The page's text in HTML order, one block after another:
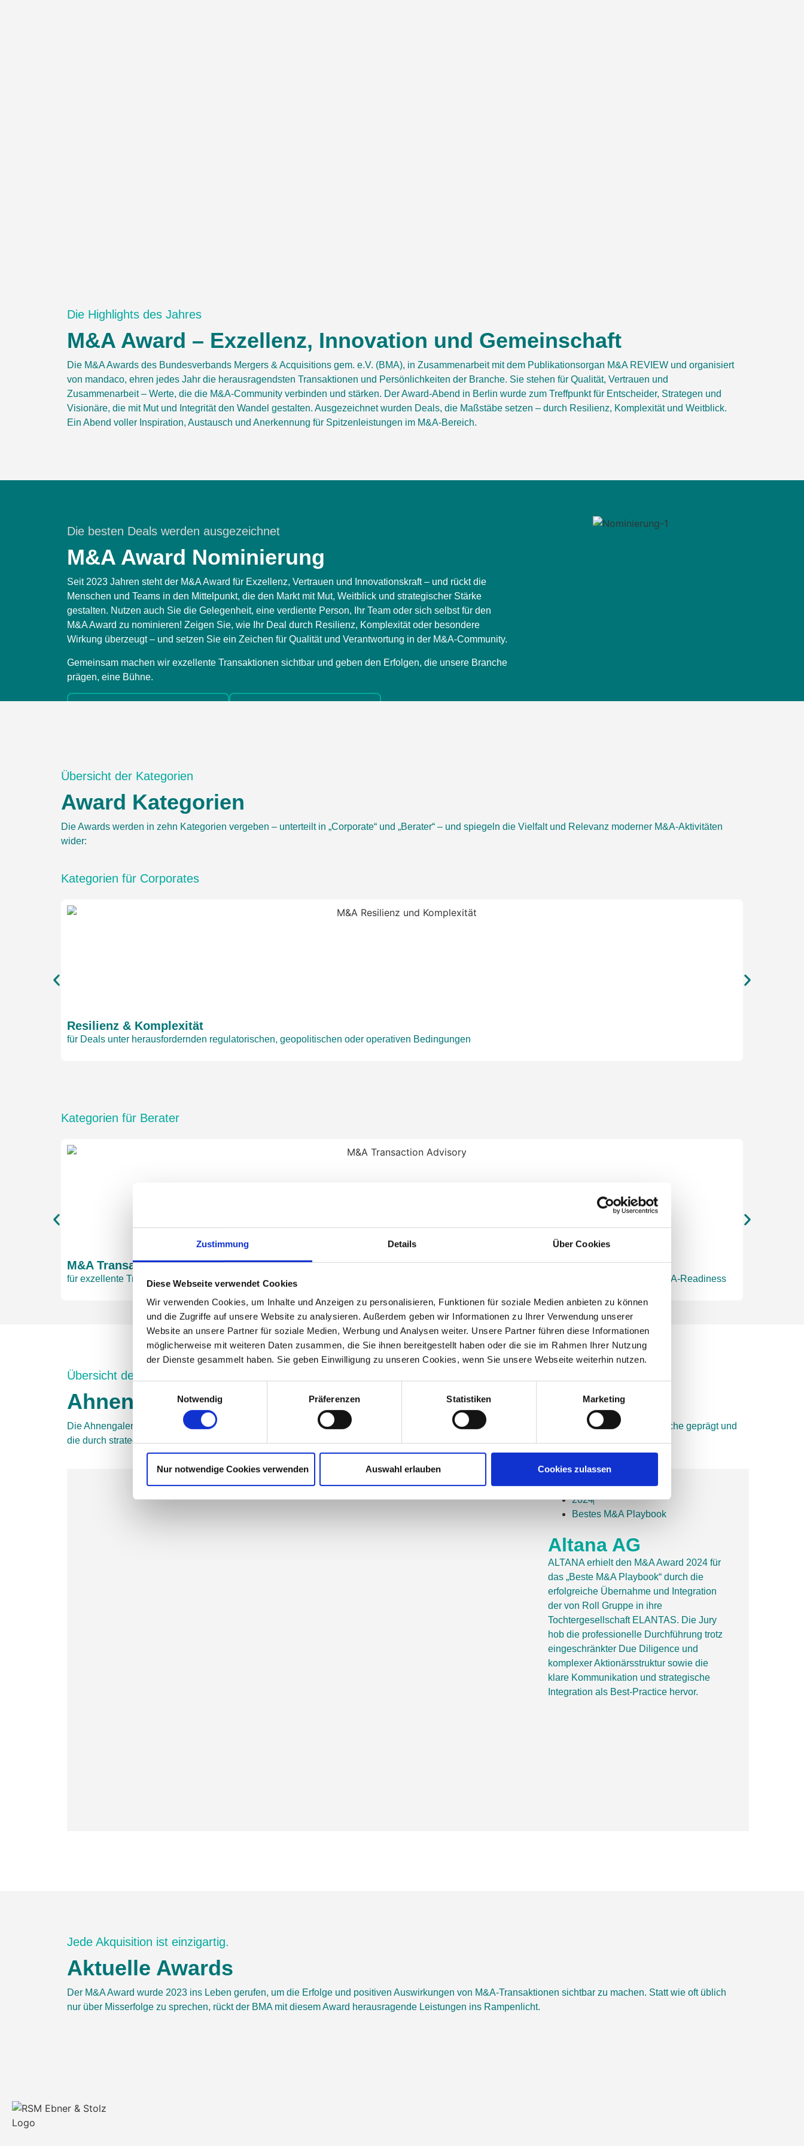
Zustimmung Details Über Cookies
Diese Webseite verwendet Cookies
Wir verwenden Cookies, um Inhalte und Anzeigen zu personalisieren, Funktionen für soziale Medien anbieten zu können
und die Zugriffe auf unsere Website zu analysieren. Außerdem geben wir Informationen zu Ihrer Verwendung unserer
Website an unsere Partner für soziale Medien, Werbung und Analysen weiter. Unsere Partner führen diese Informationen
möglicherweise mit weiteren Daten zusammen, die Sie ihnen bereitgestellt haben oder die sie im Rahmen Ihrer Nutzung
der Dienste gesammelt haben. Sie geben Einwilligung zu unseren Cookies, wenn Sie unsere Webseite weiterhin nutzen.
Notwendig
Präferenzen Statistiken Marketing
Nur notwendige Cookies verwenden Auswahl erlauben Cookies zulassen
Die Highlights des Jahres
M&A Award – Exzellenz, Innovation und Gemeinschaft
Die M&A Awards des Bundesverbands Mergers & Acquisitions gem. e.V. (BMA), in Zusammenarbeit mit dem Publikationsorgan M&A REVIEW und organisiert
von mandaco, ehren jedes Jahr die herausragendsten Transaktionen und Persönlichkeiten der Branche. Sie stehen für Qualität, Vertrauen und
Zusammenarbeit – Werte, die die M&A-Community verbinden und stärken. Der Award-Abend in Berlin wurde zum Treffpunkt für Entscheider, Strategen und
Visionäre, die mit Mut und Integrität den Wandel gestalten. Ausgezeichnet wurden Deals, die Maßstäbe setzen – durch Resilienz, Komplexität und Weitblick.
Ein Abend voller Inspiration, Austausch und Anerkennung für Spitzenleistungen im M&A-Bereich.
Die besten Deals werden ausgezeichnet
M&A Award Nominierung
Seit 2023 Jahren steht der M&A Award für Exzellenz, Vertrauen und Innovationskraft – und rückt die
Menschen und Teams in den Mittelpunkt, die den Markt mit Mut, Weitblick und strategischer Stärke
gestalten. Nutzen auch Sie die Gelegenheit, eine verdiente Person, Ihr Team oder sich selbst für den
M&A Award zu nominieren! Zeigen Sie, wie Ihr Deal durch Resilienz, Komplexität oder besondere
Wirkung überzeugt – und setzen Sie ein Zeichen für Qualität und Verantwortung in der M&A-Community.
Gemeinsam machen wir exzellente Transaktionen sichtbar und geben den Erfolgen, die unsere Branche
prägen, eine Bühne.
Übersicht der Kategorien
Award Kategorien
Die Awards werden in zehn Kategorien vergeben – unterteilt in „Corporate“ und „Berater“ – und spiegeln die Vielfalt und Relevanz moderner M&A-Aktivitäten
wider:
Kategorien für Corporates
Resilienz & Komplexität
für Deals unter herausfordernden regulatorischen, geopolitischen oder operativen Bedingungen
Kategorien für Berater
M&A Transaction Advisory
für exzellente Transaktionsbegleitung, z. B. durch Commercial, Financial oder Tax Due Diligence, Unternehmensbewertung oder integrierte M&A-Readiness
Übersicht der Preisträger
Ahnengalerie
Die Ahnengalerie des M&A Awards präsentiert die bisherigen Gewinner, die mit ihren herausragenden M&A Transaktionen und Deals die Branche geprägt und
die durch strategische Planung und erfolgreiche Umsetzung beeindruckt haben.
2024
Bestes M&A Playbook
Altana AG
ALTANA erhielt den M&A Award 2024 für
das „Beste M&A Playbook“ durch die
erfolgreiche Übernahme und Integration
der von Roll Gruppe in ihre
Tochtergesellschaft ELANTAS. Die Jury
hob die professionelle Durchführung trotz
eingeschränkter Due Diligence und
komplexer Aktionärsstruktur sowie die
klare Kommunikation und strategische
Integration als Best-Practice hervor.
Jede Akquisition ist einzigartig.
Aktuelle Awards
Der M&A Award wurde 2023 ins Leben gerufen, um die Erfolge und positiven Auswirkungen von M&A-Transaktionen sichtbar zu machen. Statt wie oft üblich
nur über Misserfolge zu sprechen, rückt der BMA mit diesem Award herausragende Leistungen ins Rampenlicht.